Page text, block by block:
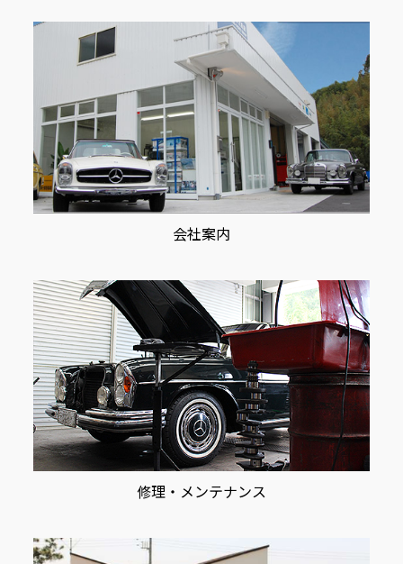
会社案内
修理・メンテナンス